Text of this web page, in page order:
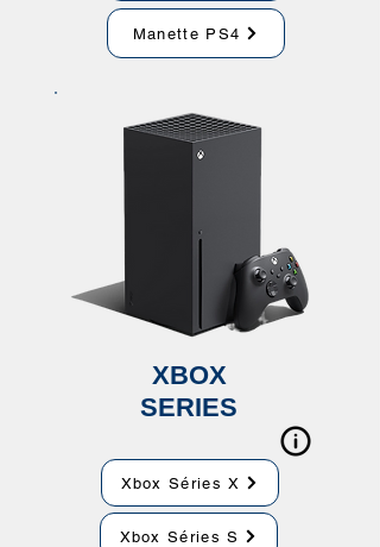
Manette PS4
XBOX
SERIES
Xbox Séries X
Xbox Séries S